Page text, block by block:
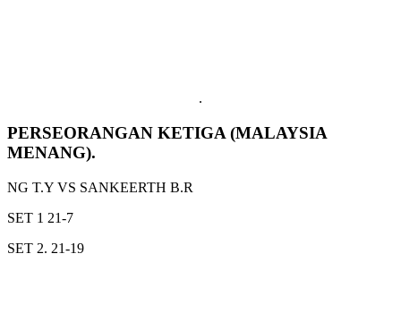
.
PERSEORANGAN KETIGA (MALAYSIA
MENANG).
NG T.Y VS SANKEERTH B.R
SET 1 21-7
SET 2. 21-19